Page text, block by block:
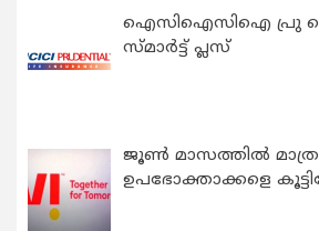
ഐസിഐസിഐ പ്രു
സ്മാർട്ട് പ്ലസ്
ജൂൺ മാസത്തിൽ
ഉപഭോക്താക്കളെ